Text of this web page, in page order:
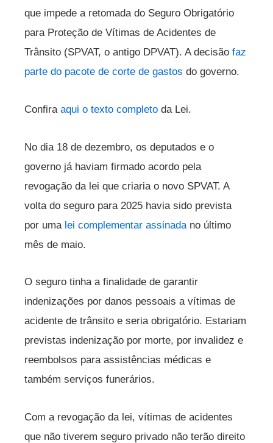
que impede a retomada do Seguro Obrigatório
para Proteção de Vítimas de Acidentes de
Trânsito (SPVAT, o antigo DPVAT). A decisão faz
parte do pacote de corte de gastos do governo.
Confira aqui o texto completo da Lei.
No dia 18 de dezembro, os deputados e o
governo já haviam firmado acordo pela
revogação da lei que criaria o novo SPVAT. A
volta do seguro para 2025 havia sido prevista
por uma lei complementar assinada no último
mês de maio.
O seguro tinha a finalidade de garantir
indenizações por danos pessoais a vítimas de
acidente de trânsito e seria obrigatório. Estariam
previstas indenização por morte, por invalidez e
reembolsos para assistências médicas e
também serviços funerários.
Com a revogação da lei, vítimas de acidentes
que não tiverem seguro privado não terão direito